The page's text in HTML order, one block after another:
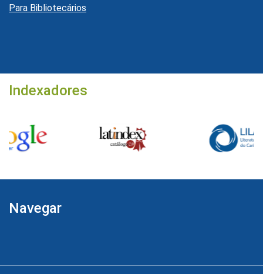
Para Bibliotecários
Indexadores
Navegar